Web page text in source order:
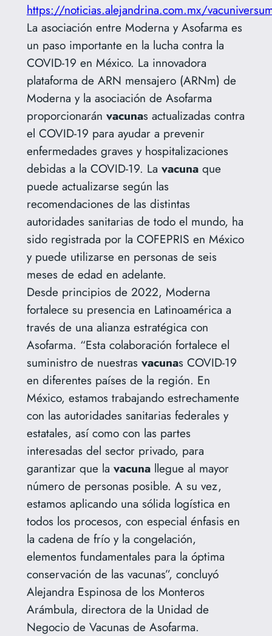
https://noticias.alejandrina.com.mx/
La asociación entre Moderna y Asofarma es
un paso importante en la lucha contra la
COVID-19 en México. La innovadora
plataforma de ARN mensajero (ARNm) de
Moderna y la asociación de Asofarma
proporcionarán vacunas actualizadas contra
el COVID-19 para ayudar a prevenir
enfermedades graves y hospitalizaciones
debidas a la COVID-19. La vacunaque
puede actualizarse según las
recomendaciones de las distintas
autoridades sanitarias de todo el mundo, ha
sido registrada por la COFEPRIS en México
y puede utilizarse en personas de seis
meses de edad en adelante.
Desde principios de 2022, Moderna
fortalece su presencia en Latinoamérica a
través de una alianza estratégica con
Asofarma. “Esta colaboración fortalece el
suministro de nuestras vacunas COVID-19
en diferentes países de la región. En
México, estamos trabajando estrechamente
con las autoridades sanitarias federales y
estatales, así como con las partes
interesadas del sector privado, para
garantizar que la vacunallegue al mayor
número de personas posible. A su vez,
estamos aplicando una sólida logística en
todos los procesos, con especial énfasis en
la cadena de frío y la congelación,
elementos fundamentales para la óptima
conservación de las vacunas”, concluyó
Alejandra Espinosa de los Monteros
Arámbula, directora de la Unidad de
Negocio de Vacunas de Asofarma.